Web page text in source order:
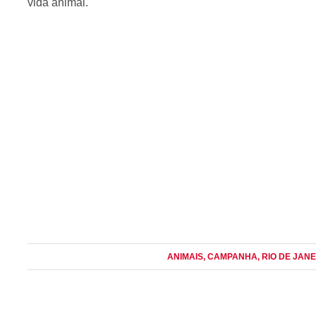
vida animal.
ANIMAIS, CAMPANHA, RIO DE